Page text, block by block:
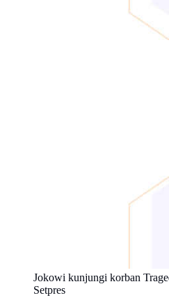
Jokowi kunjungi korban
Setpres